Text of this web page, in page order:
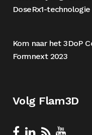
DoseRx1-technologie
Kom naar het 3DoP
Formnext 2023
Volg Flam3D